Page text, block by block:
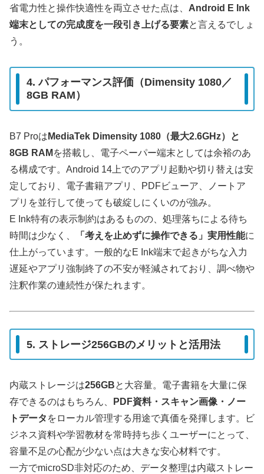
省電力性と操作快適性を両立させた点は、 Android E Ink
端末としての完成度を一段引き上げる要素と言えるでしょ
う。
4. パフォーマンス評価（Dimensity 1080／
8GB RAM）
B7 Proは MediaTek Dimensity 1080（最大2.6GHz）と
8GB RAM を搭載し、電子ペーパー端末としては余裕のあ
る構成です。Android 14上でのアプリ起動や切り替えは安
定しており、電子書籍アプリ、PDFビューア、ノートア
プリを並行して使っても破綻しにくいのが強み。
E Ink特有の表示制約はあるものの、処理落ちによる待ち
時間は少なく、
「考えを止めずに操作できる」実用性能に
仕上がっています。一般的なE Ink端末で起きがちな入力
遅延やアプリ強制終了の不安が軽減されており、調べ物や
注釈作業の連続性が保たれます。
5. ストレージ256GBのメリットと活用法
内蔵ストレージは256GBと大容量。電子書籍を大量に保
存できるのはもちろん、
PDF資料・スキャン画像・ノー
トデータ をローカル管理する用途で真価を発揮します。ビ
ジネス資料や学習教材を常時持ち歩くユーザーにとって、
容量不足の心配が少ない点は大きな安心材料です。
一方でmicroSD非対応のため、データ整理は内蔵ストレー